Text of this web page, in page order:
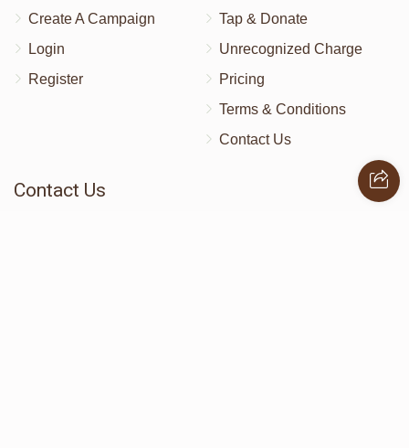
Create A Campaign
Login
Register
Tap & Donate
Unrecognized Charge
Pricing
Terms & Conditions
Contact Us
Contact Us